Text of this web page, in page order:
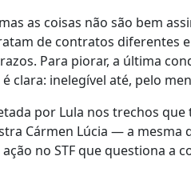
as coisas não são bem
de contratos diferentes
Para piorar, a última
clara: inelegível até, pelo
por Lula nos trechos
Cármen Lúcia — a
no STF que questiona a